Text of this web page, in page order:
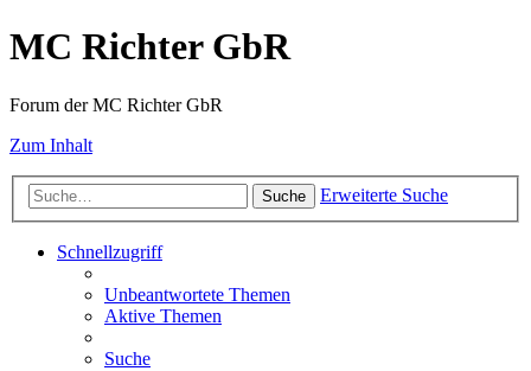
MC Richter GbR
Forum der MC Richter GbR
Zum Inhalt
Suche Erweiterte Suche
Schnellzugriff
Unbeantwortete Themen
Aktive Themen
Suche